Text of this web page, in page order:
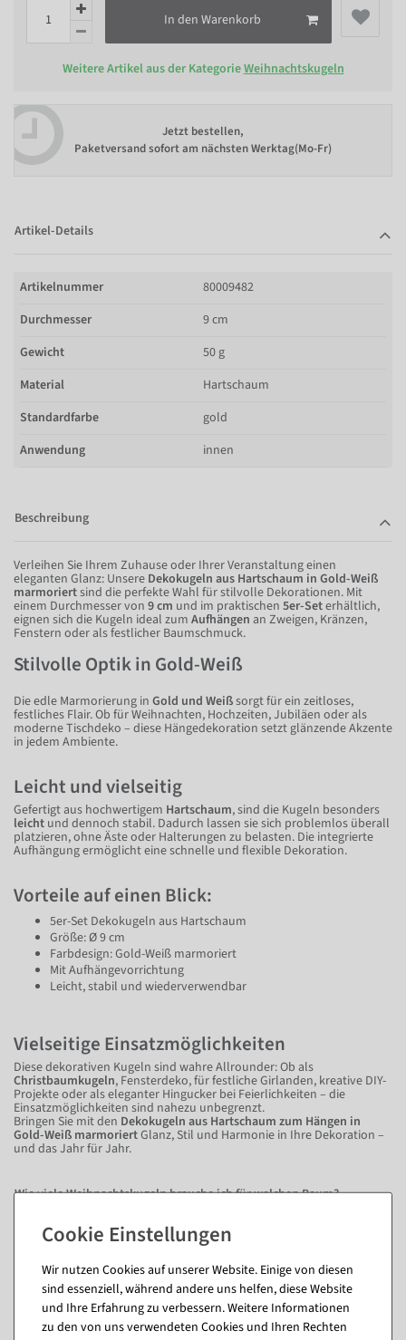
In den Warenkorb
Weitere Artikel aus der KategorieWeihnachtskugeln
Jetzt bestellen,
Paketversand sofort am nächsten Werktag(Mo-Fr)
Artikel-Details
Artikelnummer
80009482
Durchmesser
9 cm
Gewicht
50 g
Material
Hartschaum
Standardfarbe
gold
Anwendung
innen
Beschreibung
Verleihen Sie Ihrem Zuhause oder Ihrer Veranstaltung einen
eleganten Glanz: Unsere Dekokugeln aus Hartschaum in Gold-Weiß
marmoriertsind die perfekte Wahl für stilvolle Dekorationen. Mit
einem Durchmesser von 9 cm und im praktischen 5er-Seterhältlich,
eignen sich die Kugeln ideal zum Aufhängen an Zweigen, Kränzen,
Fenstern oder als festlicher Baumschmuck.
Stilvolle Optik in Gold-Weiß
Die edle Marmorierung in Gold und Weißsorgt für ein zeitloses,
festliches Flair. Ob für Weihnachten, Hochzeiten, Jubiläen oder als
moderne Tischdeko – diese Hängedekoration setzt glänzende Akzente
in jedem Ambiente.
Leicht und vielseitig
Gefertigt aus hochwertigem Hartschaum, sind die Kugeln besonders
leicht und dennoch stabil. Dadurch lassen sie sich problemlos überall
platzieren, ohne Äste oder Halterungen zu belasten. Die integrierte
Aufhängung ermöglicht eine schnelle und flexible Dekoration.
Vorteile auf einen Blick:
5er-Set Dekokugeln aus Hartschaum
Größe: Ø 9 cm
Farbdesign: Gold-Weiß marmoriert
Mit Aufhängevorrichtung
Leicht, stabil und wiederverwendbar
Vielseitige Einsatzmöglichkeiten
Diese dekorativen Kugeln sind wahre Allrounder: Ob als
Christbaumkugeln, Fensterdeko, für festliche Girlanden, kreative DIY-
Projekte oder als eleganter Hingucker bei Feierlichkeiten – die
Einsatzmöglichkeiten sind nahezu unbegrenzt.
Bringen Sie mit den Dekokugeln aus Hartschaum zum Hängen in
Gold-Weiß marmoriertGlanz, Stil und Harmonie in Ihre Dekoration –
und das Jahr für Jahr.
Wie viele Weihnachtskugeln brauche ich für welchen Baum?
Fragen zum Artikel
Passende Artikel zu diesem Produkt
Wir nutzen Cookies auf unserer Website. Einige von diesen
sind essenziell, während andere uns helfen, diese Website
und Ihre Erfahrung zu verbessern. Weitere Informationen
zu den von uns verwendeten Cookies und Ihren Rechten